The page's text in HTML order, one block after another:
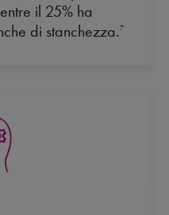
il 25% ha
di stanchezza.7